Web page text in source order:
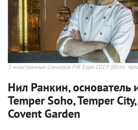
5 иностранных спикеров PIR Expo 2019(Фото:
Нил Ранкин,
Temper Soho, Temper
Covent Garden